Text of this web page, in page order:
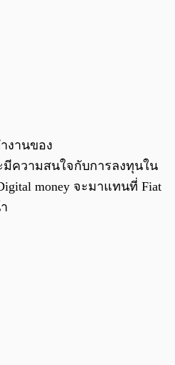
งานของ
มีความสนใจกับการลงทุนใน
money จะมาแทนที่ Fiat